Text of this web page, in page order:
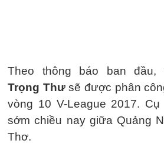
Theo thông báo ban đầu,
Trọng Thưsẽ được phân
vòng 10 V-League 2017.
sớm chiều nay giữa Quảng
Thơ.